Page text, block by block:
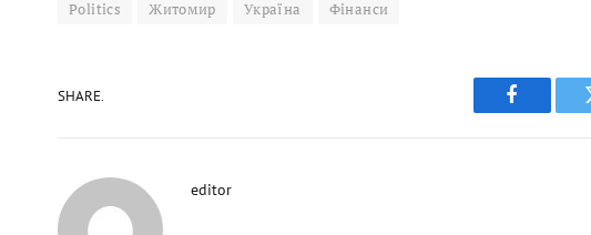
Politics Житомир Україна Фінанси
SHARE.
Facebook
editor